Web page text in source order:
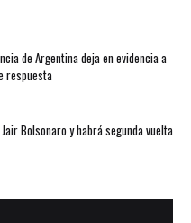
de Argentina deja en evidencia a
respuesta
Bolsonaro y habrá segunda vuelta